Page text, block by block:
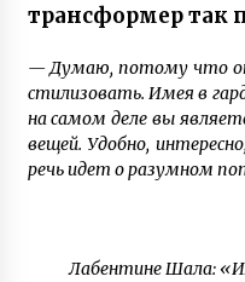
трансформер так
— Думаю, потому что она
стилизовать. Имея в
на самом деле вы
вещей. Удобно,
речь идет о разумном
Лабентине Шала: